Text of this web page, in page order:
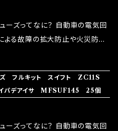
ります。
減効果により、このような効果を
アクセルレスポンスの向上 ・アイ
（静粛性UP） ・ターボ車のターボ
果は、タウンユースだけでなく、
ツシーンでの実証実験の上、 製
ります。
属部分が露出している為、空気
まう。 3.金属プレートが接触する
ヒューズになります。 ◇マジカル
マジカルヒューズは放電防止効
減効果により、このような効果を
アクセルレスポンスの向上 ・アイ
ーズってなに？ 自動車の電気回
よる故障の拡大防止や火災防止
路への電力供給を行っています。
ズには拭い去れない欠点があり
属部分が露出している為、空気
ズ フルキット スイフト ZC11S
パデアイサ MFSUF145 25個
ーズってなに？ 自動車の電気回